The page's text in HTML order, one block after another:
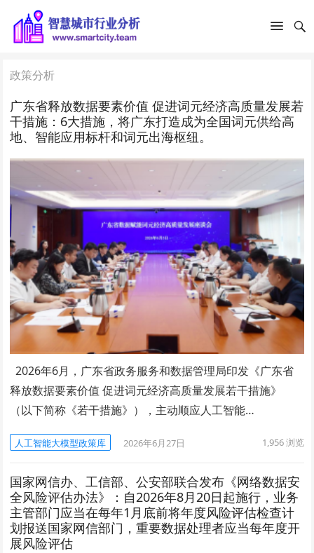
政策分析
广东省释放数据要素价值 促进词元经济高质量发展若
干措施：6大措施，将广东打造成为全国词元供给高
地、智能应用标杆和词元出海枢纽。
2026年6月，广东省政务服务和数据管理局印发《广东省
释放数据要素价值 促进词元经济高质量发展若干措施》
（以下简称《若干措施》），主动顺应人工智能…
人工智能大模型政策库 2026年6月27日 1,956浏览
国家网信办、工信部、公安部联合发布《网络数据安
全风险评估办法》：自2026年8月20日起施行，业务
主管部门应当在每年1月底前将年度风险评估检查计
划报送国家网信部门，重要数据处理者应当每年度开
展风险评估